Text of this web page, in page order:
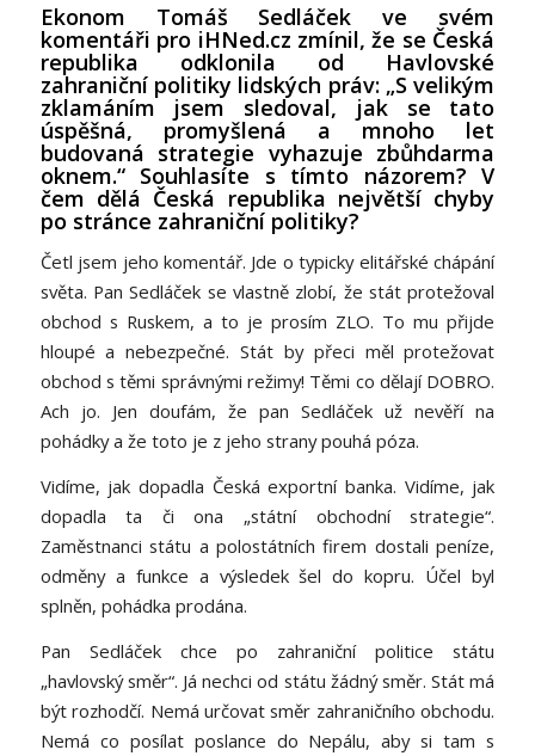
Ekonom Tomáš Sedláček ve svém
komentáři pro iHNed.cz zmínil, že se Česká
republika odklonila od Havlovské
zahraniční politiky lidských práv: „S velikým
zklamáním jsem sledoval, jak se tato
úspěšná, promyšlená a mnoho let
budovaná strategie vyhazuje zbůhdarma
oknem.“ Souhlasíte s tímto názorem? V
čem dělá Česká republika největší chyby
po stránce zahraniční politiky?
Četl jsem jeho komentář. Jde o typicky elitářské chápání
světa. Pan Sedláček se vlastně zlobí, že stát protežoval
obchod s Ruskem, a to je prosím ZLO. To mu přijde
hloupé a nebezpečné. Stát by přeci měl protežovat
obchod s těmi správnými režimy! Těmi co dělají DOBRO.
Ach jo. Jen doufám, že pan Sedláček už nevěří na
pohádky a že toto je z jeho strany pouhá póza.
Vidíme, jak dopadla Česká exportní banka. Vidíme, jak
dopadla ta či ona „státní obchodní strategie“.
Zaměstnanci státu a polostátních firem dostali peníze,
odměny a funkce a výsledek šel do kopru. Účel byl
splněn, pohádka prodána.
Pan Sedláček chce po zahraniční politice státu
„havlovský směr“. Já nechci od státu žádný směr. Stát má
být rozhodčí. Nemá určovat směr zahraničního obchodu.
Nemá co posílat poslance do Nepálu, aby si tam s